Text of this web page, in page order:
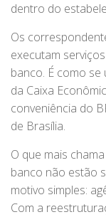
dentro do
Os
executam
banco. É como
da Caixa
conveniência do
de Brasília.
O que mais
banco não estão
motivo simples:
Com a